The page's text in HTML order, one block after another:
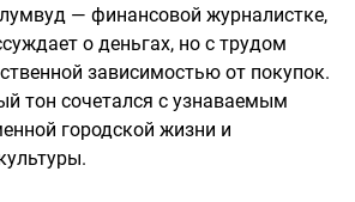
— финансовой журналистке,
о деньгах, но с трудом
зависимостью от покупок.
тон сочетался с узнаваемым
городской жизни и